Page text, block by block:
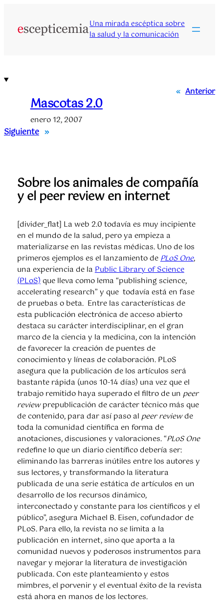
contenido
Una mirada escéptica sobre
la salud y la comunicación
« Anterior
Mascotas 2.0
enero 12, 2007
Siguiente »
Sobre los animales de compañía
y el peer review en internet
[divider_flat] La web 2.0 todavía es muy incipiente
en el mundo de la salud, pero ya empieza a
materializarse en las revistas médicas. Uno de los
primeros ejemplos es el lanzamiento dePLoS One,
una experiencia de laPublic Library of Science
(PLoS)que lleva como lema “publishing science,
accelerating research” y que todavía está en fase
de pruebas o beta. Entre las características de
esta publicación electrónica de acceso abierto
destaca su carácter interdisciplinar, en el gran
marco de la ciencia y la medicina, con la intención
de favorecer la creación de puentes de
conocimiento y líneas de colaboración. PLoS
asegura que la publicación de los artículos será
bastante rápida (unos 10-14 días) una vez que el
trabajo remitido haya superado el filtro de un peer
reviewprepublicación de carácter técnico más que
de contenido, para dar así paso al peer reviewde
toda la comunidad científica en forma de
anotaciones, discusiones y valoraciones. “PLoS One
redefine lo que un diario científico debería ser:
eliminando las barreras inútiles entre los autores y
sus lectores, y transformando la literatura
publicada de una serie estática de artículos en un
desarrollo de los recursos dinámico,
interconectado y constante para los científicos y el
público”, asegura Michael B. Eisen, cofundador de
PLoS. Para ello, la revista no se limita a la
publicación en internet, sino que aporta a la
comunidad nuevos y poderosos instrumentos para
navegar y mejorar la literatura de investigación
publicada. Con este planteamiento y estos
mimbres, el porvenir y el eventual éxito de la revista
está ahora en manos de los lectores.